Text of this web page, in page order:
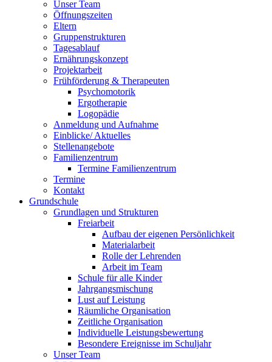
Unser Team
Öffnungszeiten
Eltern
Gruppenstrukturen
Tagesablauf
Ernährungskonzept
Projektarbeit
Frühförderung & Therapeuten
Psychomotorik
Ergotherapie
Logopädie
Anmeldung und Aufnahme
Einblicke/ Aktuelles
Stellenangebote
Familienzentrum
Termine Familienzentrum
Termine
Kontakt
Grundschule
Grundlagen und Strukturen
Freiarbeit
Aufbau der eigenen Persönlichkeit
Materialarbeit
Rolle der Lehrenden
Arbeit im Team
Schule für alle Kinder
Jahrgangsmischung
Lust auf Leistung
Räumliche Organisation
Zeitliche Organisation
Individuelle Leistungsbewertung
Besondere Ereignisse im Schuljahr
Unser Team